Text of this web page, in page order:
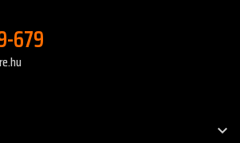
679
